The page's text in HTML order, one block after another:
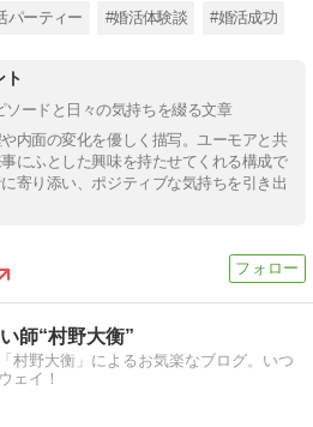
パーティー #婚活体験談 #婚活成功
ト
ソードと日々の気持ちを綴る文章
内面の変化を優しく描写。ユーモアと共
にふとした興味を持たせてくれる構成で
寄り添い、ポジティブな気持ちを引き出
師“村野大衡”
村野大衡」によるお気楽なブログ。いつ
ェイ！